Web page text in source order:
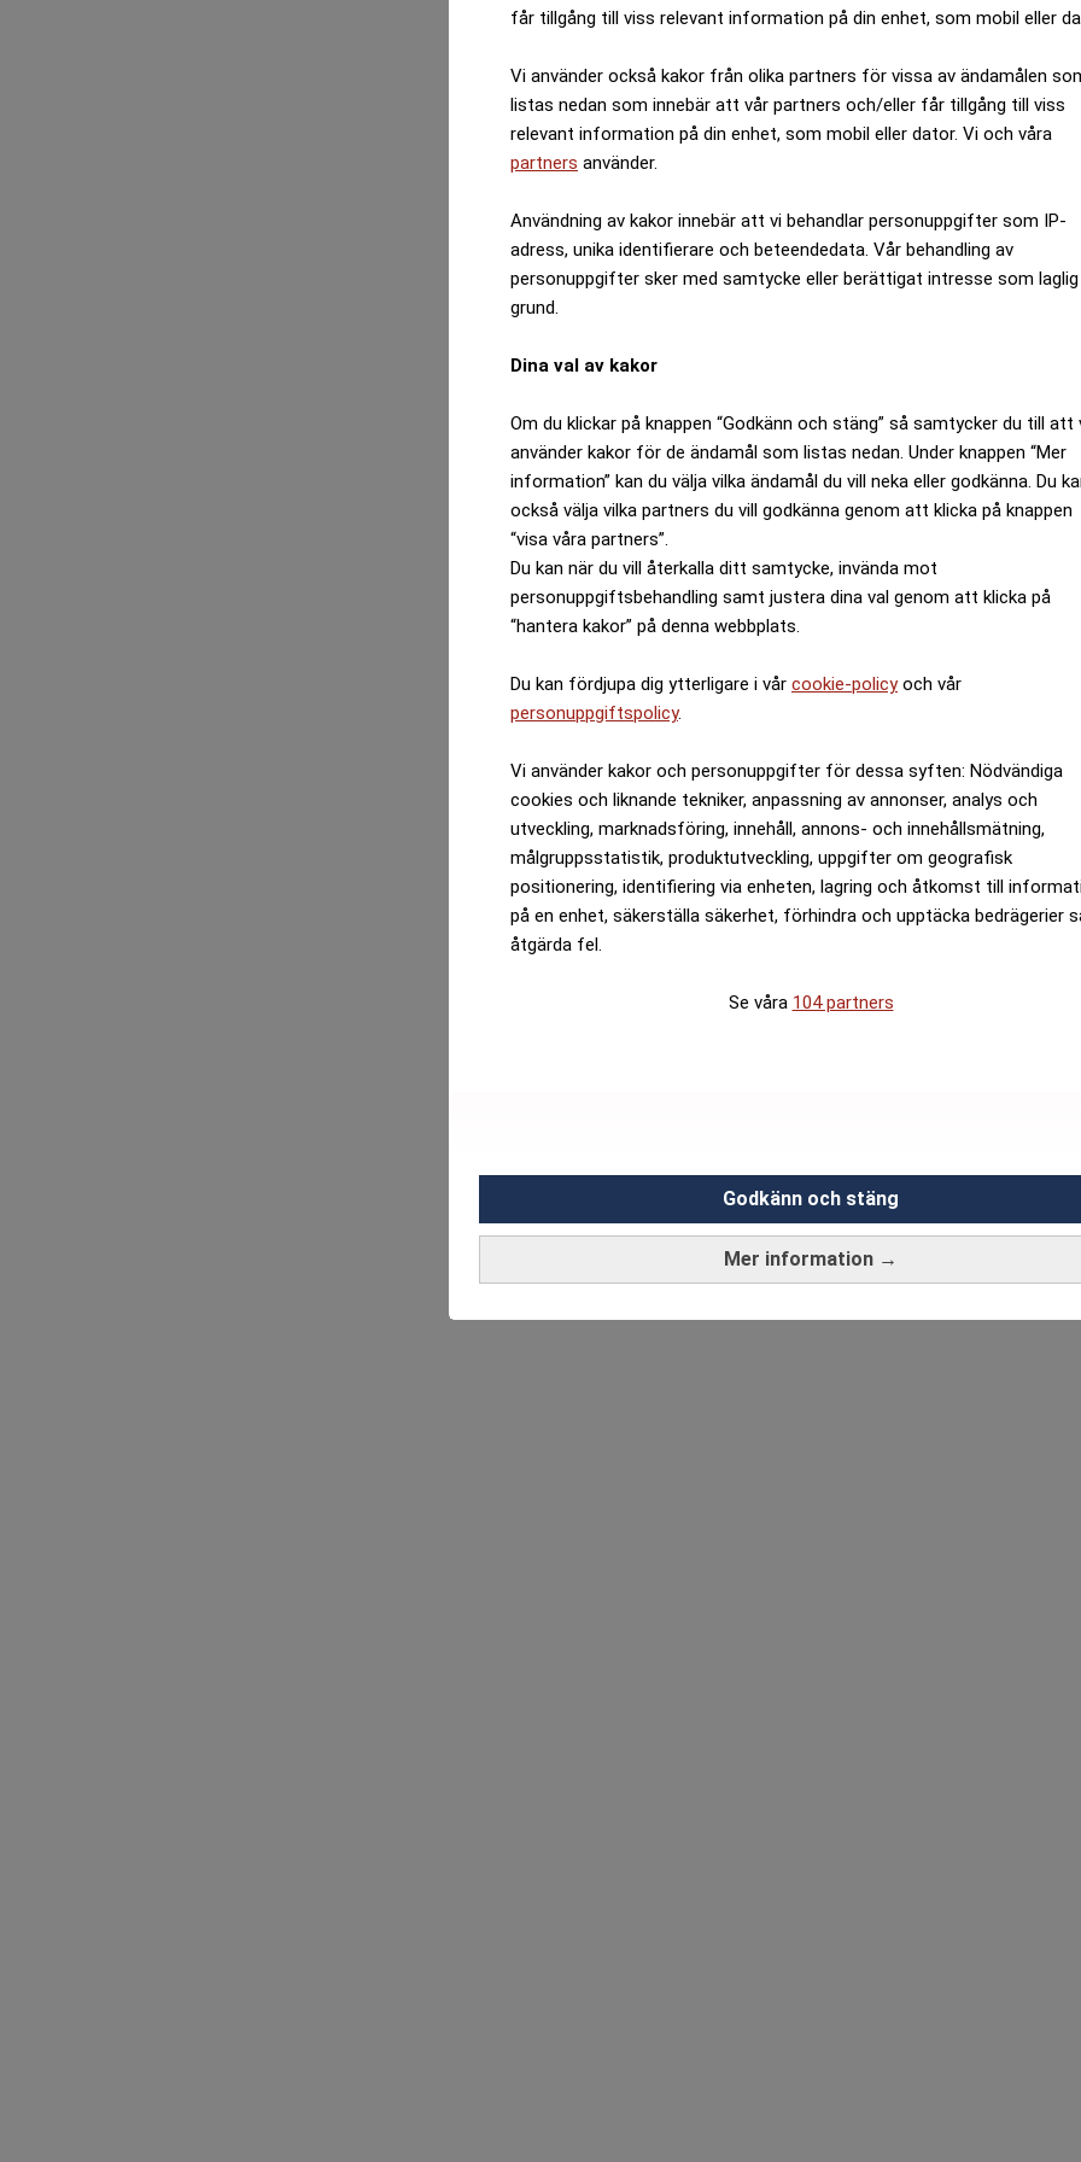
får tillgång till viss relevant information på din enhet, som mobil eller
Vi använder också kakor från olika partners för vissa av ändamålen
listas nedan som innebär att vår partners och/eller får tillgång till viss
relevant information på din enhet, som mobil eller dator. Vi och våra
partners använder.
Användning av kakor innebär att vi behandlar personuppgifter som IP-
adress, unika identifierare och beteendedata. Vår behandling av
personuppgifter sker med samtycke eller berättigat intresse som laglig
grund.
Dina val av kakor
Om du klickar på knappen “Godkänn och stäng” så samtycker du till att
använder kakor för de ändamål som listas nedan. Under knappen “Mer
information” kan du välja vilka ändamål du vill neka eller godkänna. Du
också välja vilka partners du vill godkänna genom att klicka på knappen
“visa våra partners”.
Du kan när du vill återkalla ditt samtycke, invända mot
personuppgiftsbehandling samt justera dina val genom att klicka på
“hantera kakor” på denna webbplats.
Du kan fördjupa dig ytterligare i vår cookie-policyoch vår
personuppgiftspolicy.
Vi använder kakor och personuppgifter för dessa syften: Nödvändiga
cookies och liknande tekniker, anpassning av annonser, analys och
utveckling, marknadsföring, innehåll, annons- och innehållsmätning,
målgruppsstatistik, produktutveckling, uppgifter om geografisk
positionering, identifiering via enheten, lagring och åtkomst till
på en enhet, säkerställa säkerhet, förhindra och upptäcka bedrägerier
åtgärda fel.
Se våra 104 partners
Mer information →
Godkänn och stäng